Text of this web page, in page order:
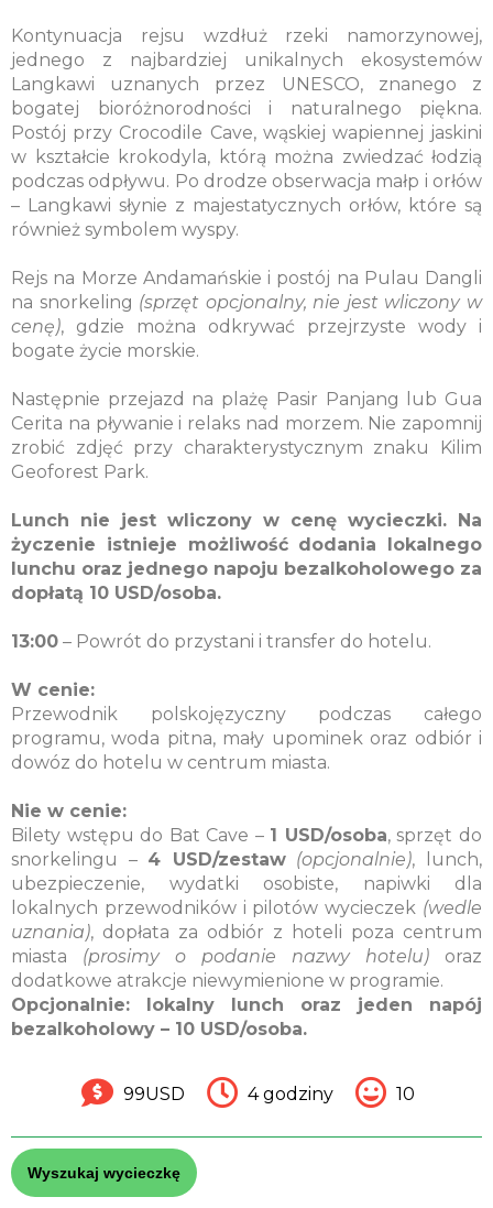
Kontynuacja rejsu wzdłuż rzeki namorzynowej,
jednego z najbardziej unikalnych ekosystemów
Langkawi uznanych przez UNESCO, znanego z
bogatej bioróżnorodności i naturalnego piękna.
Postój przy Crocodile Cave, wąskiej wapiennej jaskini
w kształcie krokodyla, którą można zwiedzać łodzią
podczas odpływu. Po drodze obserwacja małp i orłów
– Langkawi słynie z majestatycznych orłów, które są
również symbolem wyspy.
Rejs na Morze Andamańskie i postój na Pulau Dangli
na snorkeling (sprzęt opcjonalny, nie jest wliczony w
cenę), gdzie można odkrywać przejrzyste wody i
bogate życie morskie.
Następnie przejazd na plażę Pasir Panjang lub Gua
Cerita na pływanie i relaks nad morzem. Nie zapomnij
zrobić zdjęć przy charakterystycznym znaku Kilim
Geoforest Park.
Lunch nie jest wliczony w cenę wycieczki. Na
życzenie istnieje możliwość dodania lokalnego
lunchu oraz jednego napoju bezalkoholowego za
dopłatą 10 USD/osoba.
13:00 – Powrót do przystani i transfer do hotelu.
W cenie:
Przewodnik polskojęzyczny podczas całego
programu, woda pitna, mały upominek oraz odbiór i
dowóz do hotelu w centrum miasta.
Nie w cenie:
Bilety wstępu do Bat Cave – 1 USD/osoba, sprzęt do
snorkelingu – 4 USD/zestaw (opcjonalnie), lunch,
ubezpieczenie, wydatki osobiste, napiwki dla
lokalnych przewodników i pilotów wycieczek (wedle
uznania), dopłata za odbiór z hoteli poza centrum
miasta (prosimy o podanie nazwy hotelu) oraz
dodatkowe atrakcje niewymienione w programie.
Opcjonalnie: lokalny lunch oraz jeden napój
bezalkoholowy – 10 USD/osoba.
99USD 4 godziny 10
Wyszukaj wycieczkę